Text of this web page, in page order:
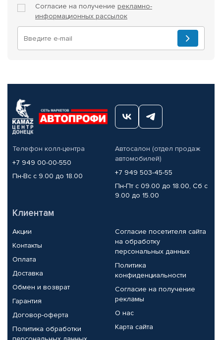
Согласие на получение рекламно-
информационных рассылок
Телефон колл-центра
+7 949 00-00-550
Пн-Вс с 9.00 до 18.00
Автосалон (отдел продаж
автомобилей)
+7 949 503-45-55
Пн-Пт с 09.00 до 18.00, Сб с
9.00 до 15.00
Клиентам
Акции
Контакты
Оплата
Доставка
Обмен и возврат
Гарантия
Договор-оферта
Политика обработки
Согласие посетителя сайта
на обработку
персональных данных
Политика
конфиденциальности
Согласие на получение
рекламы
О нас
Карта сайта